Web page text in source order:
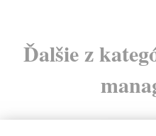
Ďalšie z